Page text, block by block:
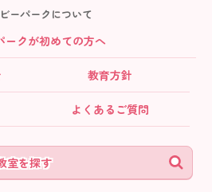
ーパークについて
ークが初めての方へ
教育方針
よくあるご質問
室を探す